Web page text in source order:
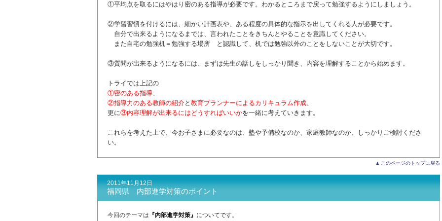
①平均点を取るにはやはり密のある指導が必要です。わかるところまで戻って勉強するようにしましょう。
②学習習慣を付けるには、細かい計画表や、ある程度の具体的な指示を出してくれる人が必要です。
自分で出来るようになるまでは、言われたことをきちんとやることを意識してください。
また自宅の勉強机＝勉強する場所 と認識して、机では勉強以外のことをしないことが大切です。
③質問が出来るようになるには、まずは先生の話しをしっかり聞き、内容を理解することから始めます。
トライでは上記の
①密のある指導、
②指導力のある教師の紹介と 教育プランナーによるカリキュラム作成、
更に③内容理解が出来るにはどうすればいいかを一緒に考えていきます。
これらを考えた上で、今お子さまに必要なのは、塾や予備校なのか、家庭教師なのか、しっかりご検討くださ
い。
このページのトップに戻る
2011年11月12日
福岡県 内部進学対策のポイント
今回のテーマは 『内部進学対策』 についてです。